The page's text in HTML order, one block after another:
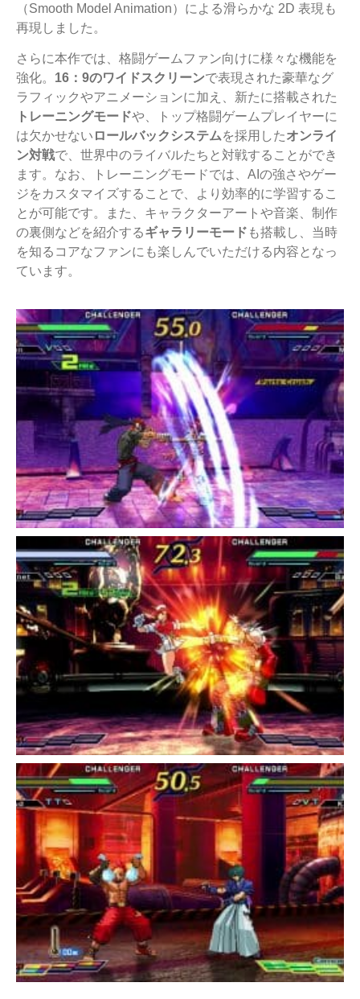
（Smooth Model Animation）による滑らかな 2D 表現も
再現しました。
さらに本作では、格闘ゲームファン向けに様々な機能を
強化。 16：9のワイドスクリーンで表現された豪華なグ
ラフィックやアニメーションに加え、新たに搭載された
トレーニングモードや、トップ格闘ゲームプレイヤーに
は欠かせない ロールバックシステムを採用したオンライ
ン対戦で、世界中のライバルたちと対戦することができ
ます。なお、トレーニングモードでは、AIの強さやゲー
ジをカスタマイズすることで、より効率的に学習するこ
とが可能です。また、キャラクターアートや音楽、制作
の裏側などを紹介するギャラリーモード も搭載し、当時
を知るコアなファンにも楽しんでいただける内容となっ
ています。